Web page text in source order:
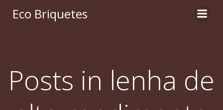
Eco Briquetes
Posts in lenha de